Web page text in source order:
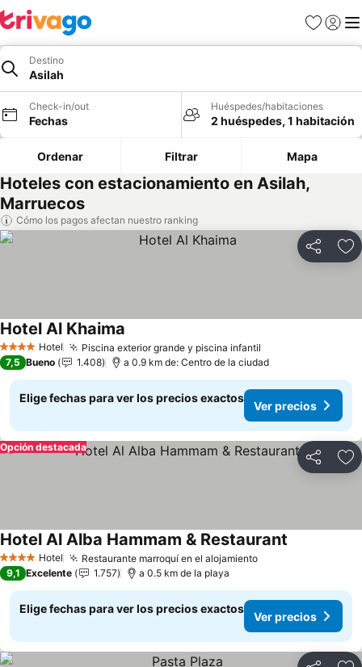
Favoritos
Iniciar
Destino
Asilah
Check-in/out
Fechas
Huéspedes/habitaciones
2 huéspedes, 1 habitación
Ordenar Filtrar Mapa
Hoteles con estacionamiento en Asilah,
Marruecos
Cómo los pagos afectan nuestro ranking
Compartir
4 EstrellasHotel Piscina exterior grande y piscina infantil
Hotel Al Khaima
7,5 Bueno 1.408 a 0.9 km de: Centro de la ciudad
Elige fechas para ver los precios exactos
Ver precios
Compartir
Opción destacada
4 EstrellasHotel Restaurante marroquí en el alojamiento
Hotel Al Alba Hammam & Restaurant
9,1 Excelente 1.757 a 0.5 km de la playa
Elige fechas para ver los precios exactos
Ver precios